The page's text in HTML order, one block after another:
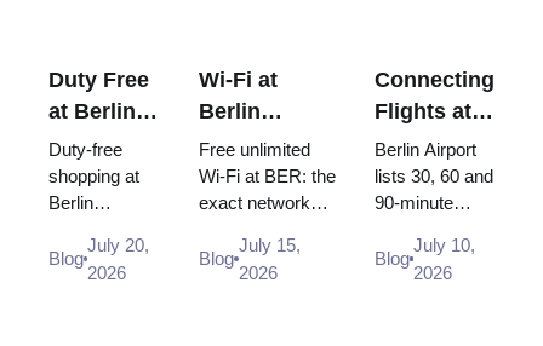
Duty Free
at Berlin
Airport
(BER):
Shops,
Locations
& Rules
Duty-free
shopping at
Berlin
Airport (BER):
Heinemann
Blog
July 20,
2026
Wi-Fi at
Berlin
Brandenburg
Airport
(BER): Free,
Unlimited
and How to
Free unlimited
Wi-Fi at BER: the
exact network
in, where the
desks and power
Blog
July 15,
2026
Connecting
Flights at
Berlin
Airport
(BER):
Minimum
Connection
Berlin Airport
lists 30, 60 and
90-minute
connection
times, but BER
Blog
July 10,
2026